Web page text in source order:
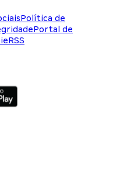
Política de
Portal de
RSS